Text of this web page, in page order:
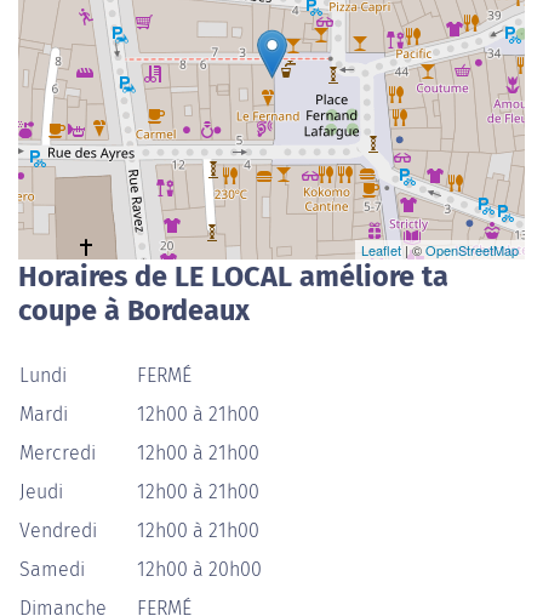
Leaflet | ©OpenStreetMap
Horaires de LE LOCAL améliore ta
coupe à Bordeaux
Lundi
FERMÉ
Mardi
12h00 à 21h00
Mercredi
12h00 à 21h00
Jeudi
12h00 à 21h00
Vendredi
12h00 à 21h00
Samedi
12h00 à 20h00
Dimanche
FERMÉ